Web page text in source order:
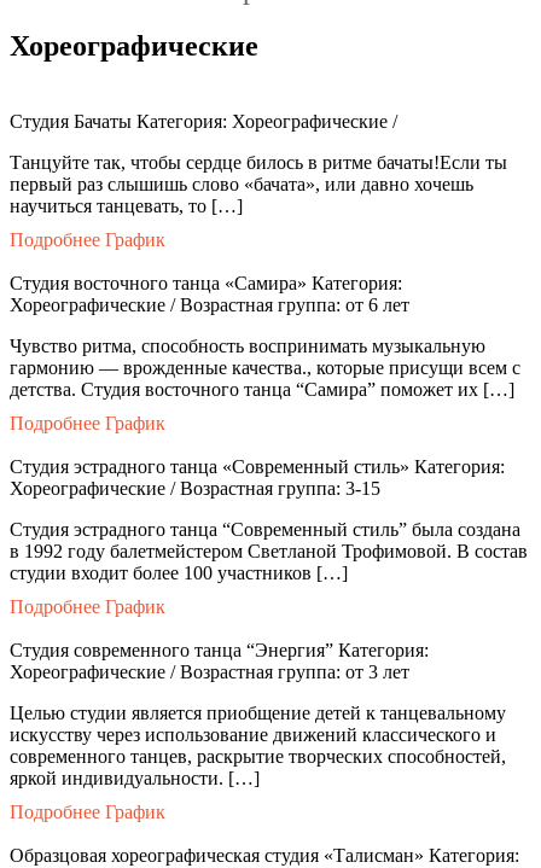
Хореографические
Студия Бачаты Категория: Хореографические /
Танцуйте так, чтобы сердце билось в ритме бачаты!Если ты
первый раз слышишь слово «бачата», или давно хочешь
научиться танцевать, то […]
Подробнее График
Студия восточного танца «Самира» Категория:
Хореографические / Возрастная группа: от 6 лет
Чувство ритма, способность воспринимать музыкальную
гармонию — врожденные качества., которые присущи всем с
детства. Студия восточного танца “Самира” поможет их […]
Подробнее График
Студия эстрадного танца «Современный стиль» Категория:
Хореографические / Возрастная группа: 3-15
Студия эстрадного танца “Современный стиль” была создана
в 1992 году балетмейстером Светланой Трофимовой. В состав
студии входит более 100 участников […]
Подробнее График
Студия современного танца “Энергия” Категория:
Хореографические / Возрастная группа: от 3 лет
Целью студии является приобщение детей к танцевальному
искусству через использование движений классического и
современного танцев, раскрытие творческих способностей,
яркой индивидуальности. […]
Подробнее График
Образцовая хореографическая студия «Талисман» Категория: